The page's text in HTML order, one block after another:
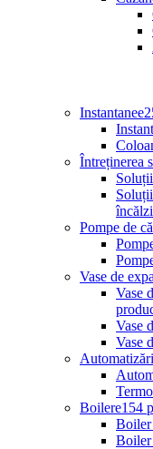
Instantanee
Întreținerea
Pompe de
Vase de
Vase
Vase
Vase
Automatizări
Boilere154
Boiler